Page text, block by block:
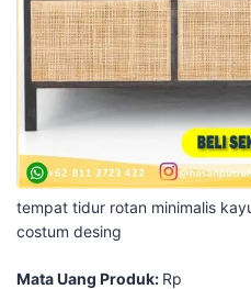
tempat tidur rotan minimalis
costum desing
Mata Uang Produk: Rp